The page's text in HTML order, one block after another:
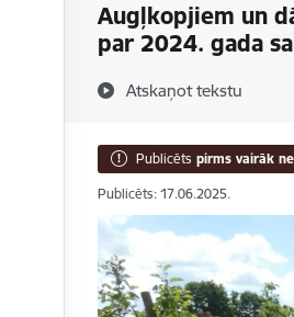
Augļkopjiem un
par 2024. gada
Atskaņot tekstu
Publicēts pirms vairāk
Publicēts: 17.06.2025.